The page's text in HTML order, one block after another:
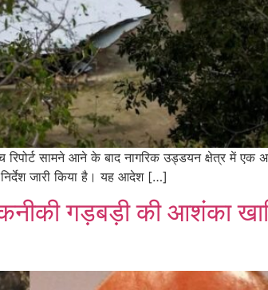
सामने आने के बाद नागरिक उड्डयन क्षेत्र में एक
जारी किया है। यह आदेश […]
गड़बड़ी की आशंका